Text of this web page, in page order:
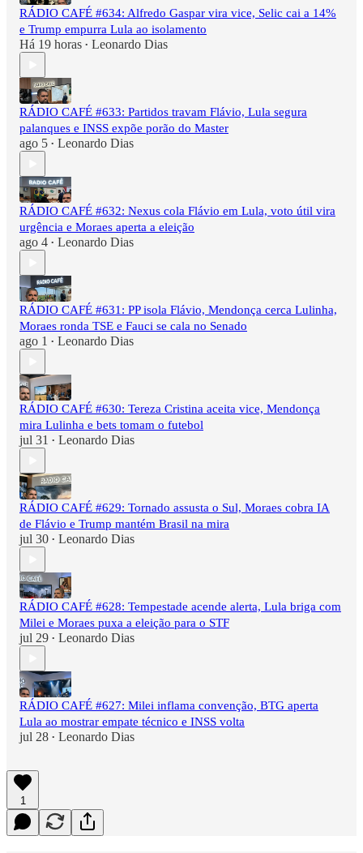
RÁDIO CAFÉ #634: Alfredo Gaspar vira vice, Selic cai a 14%
e Trump empurra Lula ao isolamento
Há 19 horas • Leonardo Dias
RÁDIO CAFÉ #633: Partidos travam Flávio, Lula segura
palanques e INSS expõe porão do Master
ago 5 • Leonardo Dias
RÁDIO CAFÉ #632: Nexus cola Flávio em Lula, voto útil vira
urgência e Moraes aperta a eleição
ago 4 • Leonardo Dias
RÁDIO CAFÉ #631: PP isola Flávio, Mendonça cerca Lulinha,
Moraes ronda TSE e Fauci se cala no Senado
ago 1 • Leonardo Dias
RÁDIO CAFÉ #630: Tereza Cristina aceita vice, Mendonça
mira Lulinha e bets tomam o futebol
jul 31 • Leonardo Dias
RÁDIO CAFÉ #629: Tornado assusta o Sul, Moraes cobra IA
de Flávio e Trump mantém Brasil na mira
jul 30 • Leonardo Dias
RÁDIO CAFÉ #628: Tempestade acende alerta, Lula briga com
Milei e Moraes puxa a eleição para o STF
jul 29 • Leonardo Dias
RÁDIO CAFÉ #627: Milei inflama convenção, BTG aperta
Lula ao mostrar empate técnico e INSS volta
jul 28 • Leonardo Dias
1